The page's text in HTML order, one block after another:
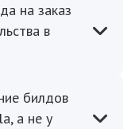
на заказ
в
билдов
а не у